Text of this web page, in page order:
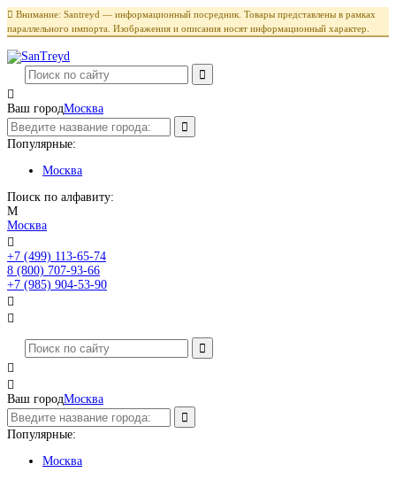
 Внимание: Santreyd — информационный посредник. Товары представлены в рамках
параллельного импорта. Изображения и описания носят информационный характер.

Ваш городМосква
Популярные:
Москва
Поиск по алфавиту:
М
Москва

+7 (499) 113-65-74
8 (800) 707-93-66
+7 (985) 904-53-90




Ваш городМосква
Популярные:
Москва